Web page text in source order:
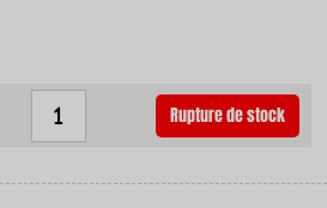
Rupture de stock